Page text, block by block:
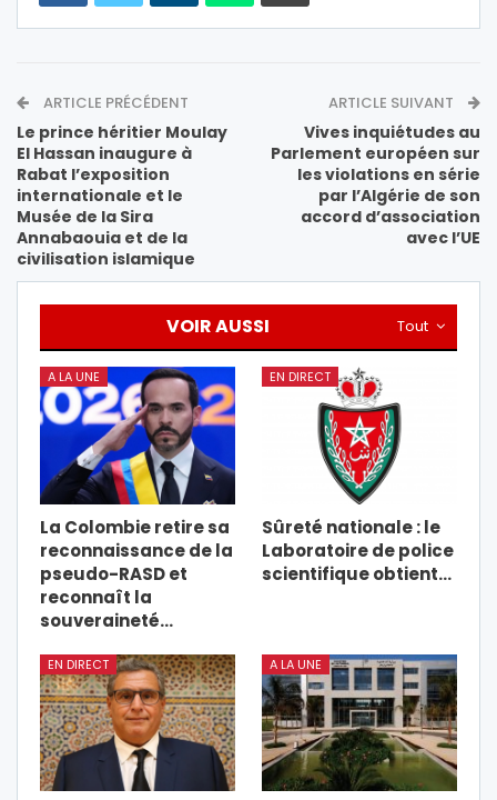
ARTICLE PRÉCÉDENT
Le prince héritier Moulay
El Hassan inaugure à
Rabat l’exposition
internationale et le
Musée de la Sira
Annabaouia et de la
civilisation islamique
ARTICLE SUIVANT
Vives inquiétudes au
Parlement européen sur
les violations en série
par l’Algérie de son
accord d’association
avec l’UE
Tout
VOIR AUSSI
A LA UNE
La Colombie retire sa
reconnaissance de la
pseudo-RASD et
reconnaît la
souveraineté…
EN DIRECT
Sûreté nationale : le
Laboratoire de police
scientifique obtient…
EN DIRECT A LA UNE